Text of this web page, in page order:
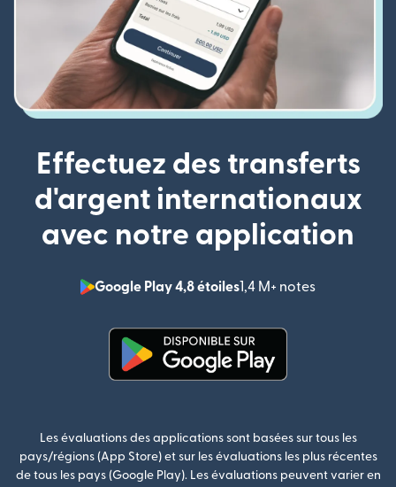
Effectuez des transferts
d'argent internationaux
avec notre application
Google Play 4,8 étoiles1,4 M+ notes
Les évaluations des applications sont basées sur tous les
pays/régions (App Store) et sur les évaluations les plus récentes
de tous les pays (Google Play). Les évaluations peuvent varier en